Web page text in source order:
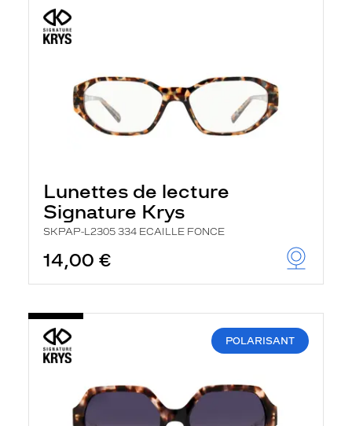
Lunettes de lecture
Signature Krys
SKPAP-L2305 334 ECAILLE FONCE
14,00 €
POLARISANT